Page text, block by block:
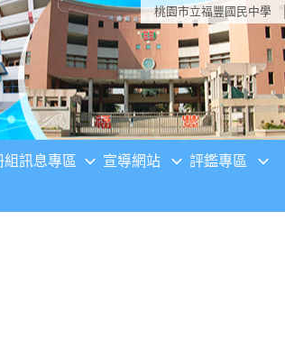
桃園市立福豐國民中學
組訊息專區 宣導網站 評鑑專區